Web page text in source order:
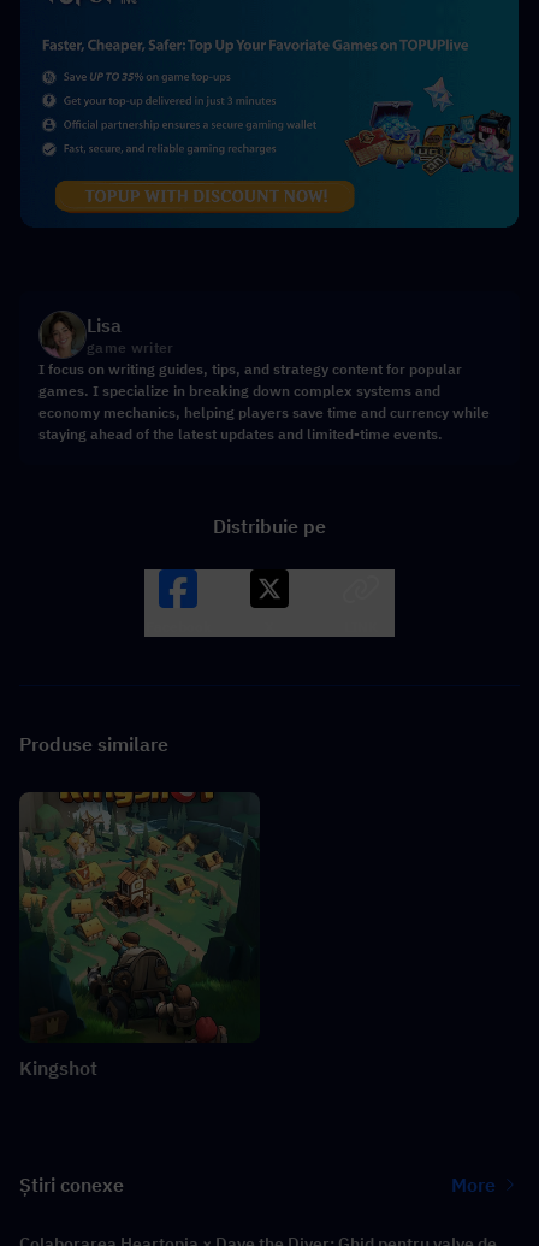
Lisa
game writer
I focus on writing guides, tips, and strategy content for popular
games. I specialize in breaking down complex systems and
economy mechanics, helping players save time and currency while
staying ahead of the latest updates and limited-time events.
Distribuie pe
Produse similare
Kingshot
Știri conexe More